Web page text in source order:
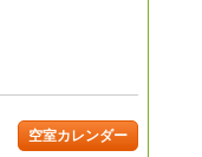
空室カレンダー